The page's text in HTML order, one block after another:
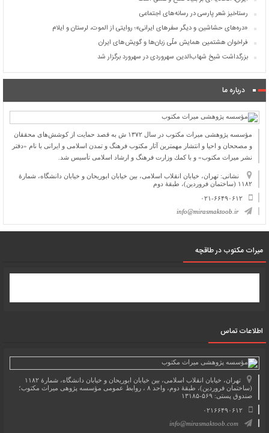
رستاخیز شعر پارسی در رسانه‌های اجتماعی
«دره‌های حشاشین و دیگر سفرهای ایرانی»؛ روایتی از الموت، لرستان و ایلام
فراخوان هشتمین همایش ملّی زبان‌ها و گویش‌های ایران
بزرگداشت شیخ شهاب‌الدین سهروردی در سهرورد برگزار شد
درباره ما
مؤسسه پژوهشی میراث مكتوب در سال ۱۳۷۲ ش به قصد حمایت از كوشش‌های محققان
و مصححان و احیا و انتشار مهمترین آثار مكتوب فرهنگ و تمدن اسلامی و ایرانی با نام «دفتر
نشر میراث مكتوب» و با كمك وزارت فرهنگ و ارشاد اسلامی تأسیس شد.
نشانی: تهران، خیابان انقلاب اسلامی، بین خیابان ابوریحان و خیابان دانشگاه، شمارۀ
۱۱۸۲ (ساختمان فروردین)، طبقۀ دوم
۰۲۱-۶۶۴۹۰۶۱۲
info@mirasmaktoob.ir
میرات مکتوب در طاقچه
اطلاعات تماس
تهران، خیابان انقلاب اسلامی، بین خیابان ابوریحان و خیابان دانشگاه، شمارۀ ۱۱۸۲
(ساختمان فروردین)، طبقۀ دوم، واحد ۸ ، روابط عمومی مؤسسه پژوهی میراث مکتوب؛
صندوق پستی: ۵۶۹-۱۳۱۸۵
۰۲۱۶۶۴۹۰۶۱۲
info@mirasmaktoob.com